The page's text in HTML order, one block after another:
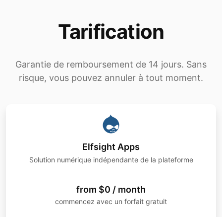
Tarification
Garantie de remboursement de 14 jours. Sans
risque, vous pouvez annuler à tout moment.
Elfsight Apps
Solution numérique indépendante de la plateforme
from $0 / month
commencez avec un forfait gratuit